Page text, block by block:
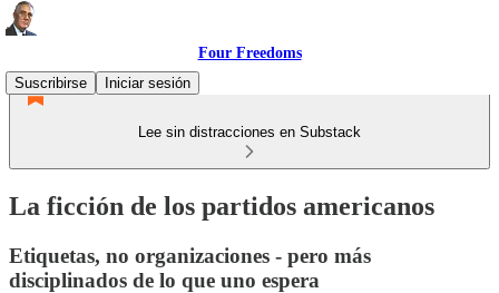
Four Freedoms
Suscribirse
Iniciar sesión
Lee sin distracciones en Substack
La ficción de los partidos americanos
Etiquetas, no organizaciones - pero más
disciplinados de lo que uno espera